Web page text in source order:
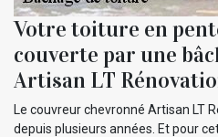
Votre toiture en
couverte par une
Artisan LT
Le couvreur chevronné Artisan LT
depuis plusieurs années. Et pour